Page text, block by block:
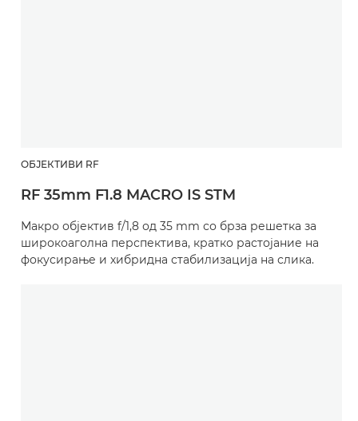
ОБЈЕКТИВИ RF
RF 35mm F1.8 MACRO IS STM
Макро објектив f/1,8 од 35 mm со брза решетка за
широкоаголна перспектива, кратко растојание на
фокусирање и хибридна стабилизација на слика.